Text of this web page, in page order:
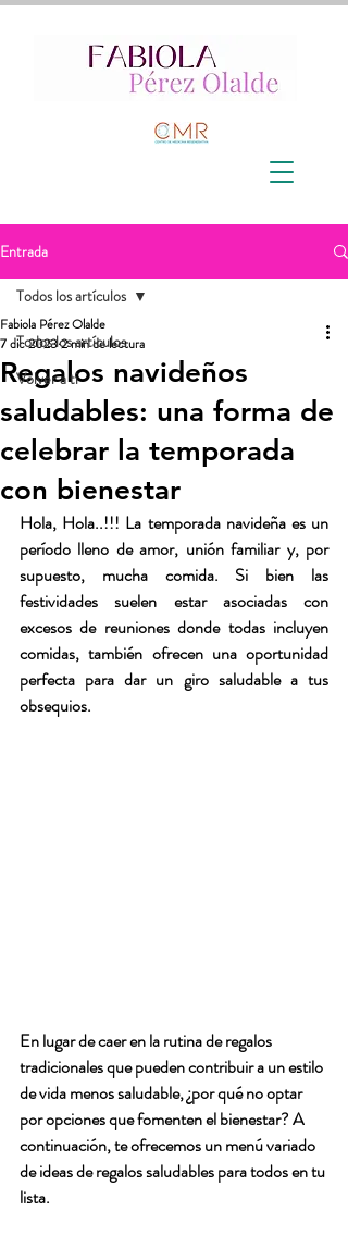
Entrada
Todos los artículos
Volver a ti
Todos los artículos
Regalos navideños
saludables: una forma de
celebrar la temporada
con bienestar
Fabiola Pérez Olalde
7 dic 20232 min de lectura
Hola, Hola..!!! La temporada navideña es un
período lleno de amor, unión familiar y, por
supuesto, mucha comida. Si bien las
festividades suelen estar asociadas con
excesos de reuniones donde todas incluyen
comidas, también ofrecen una oportunidad
perfecta para dar un giro saludable a tus
obsequios.
En lugar de caer en la rutina de regalos
tradicionales que pueden contribuir a un estilo
de vida menos saludable, ¿por qué no optar
por opciones que fomenten el bienestar? A
continuación, te ofrecemos un menú variado
de ideas de regalos saludables para todos en tu
lista.